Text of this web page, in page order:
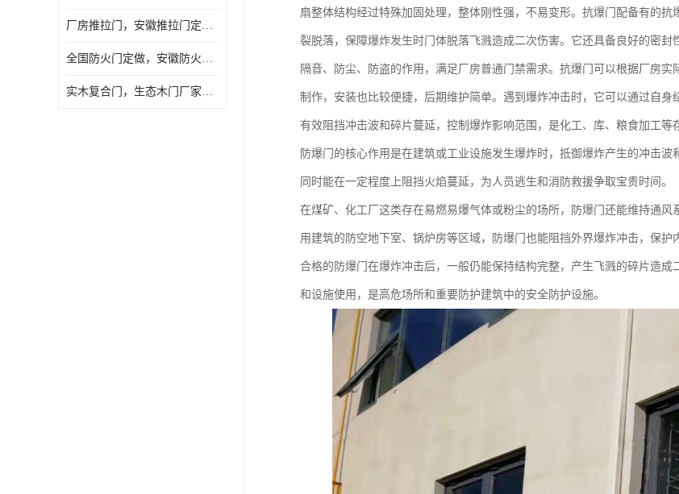
厂房推拉门，安徽推拉门定做，夹芯板平移大门
全国防火门定做，安徽防火门批发，防火门价格
实木复合门，生态木门厂家，免漆门定做，安徽木门厂家直销
扇整体结构经过特殊加固处理，整体刚性强，不易变形。抗爆门配备有的
裂脱落，保障爆炸发生时门体脱落飞溅造成二次伤害。它还具备良好的密
隔音、防尘、防盗的作用，满足厂房普通门禁需求。抗爆门可以根据厂房
制作，安装也比较便捷，后期维护简单。遇到爆炸冲击时，它可以通过自
有效阻挡冲击波和碎片蔓延，控制爆炸影响范围，是化工、库、粮食加工等
防爆门的核心作用是在建筑或工业设施发生爆炸时，抵御爆炸产生的冲击波
同时能在一定程度上阻挡火焰蔓延，为人员逃生和消防救援争取宝贵时间。
在煤矿、化工厂这类存在易燃易爆气体或粉尘的场所，防爆门还能维持通
用建筑的防空地下室、锅炉房等区域，防爆门也能阻挡外界爆炸冲击，保护
合格的防爆门在爆炸冲击后，一般仍能保持结构完整，产生飞溅的碎片造
和设施使用，是高危场所和重要防护建筑中的安全防护设施。